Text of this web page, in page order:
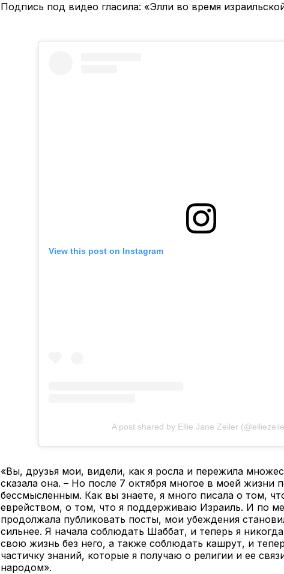
Подпись под видео гласила: «Элли во время
View this post on Instagram
A post shared by Ellie Jane Zeiler
«Вы, друзья мои, видели, как я росла и пережила
сказала она. – Но после 7 октября многое в моей жизни
бессмысленным. Как вы знаете, я много писала о том,
еврейством, о том, что я поддерживаю Израиль. И по
продолжала публиковать посты, мои убеждения
сильнее. Я начала соблюдать Шаббат, и теперь я
свою жизнь без него, а также соблюдать кашрут, и
частичку знаний, которые я получаю о религии и ее
народом».